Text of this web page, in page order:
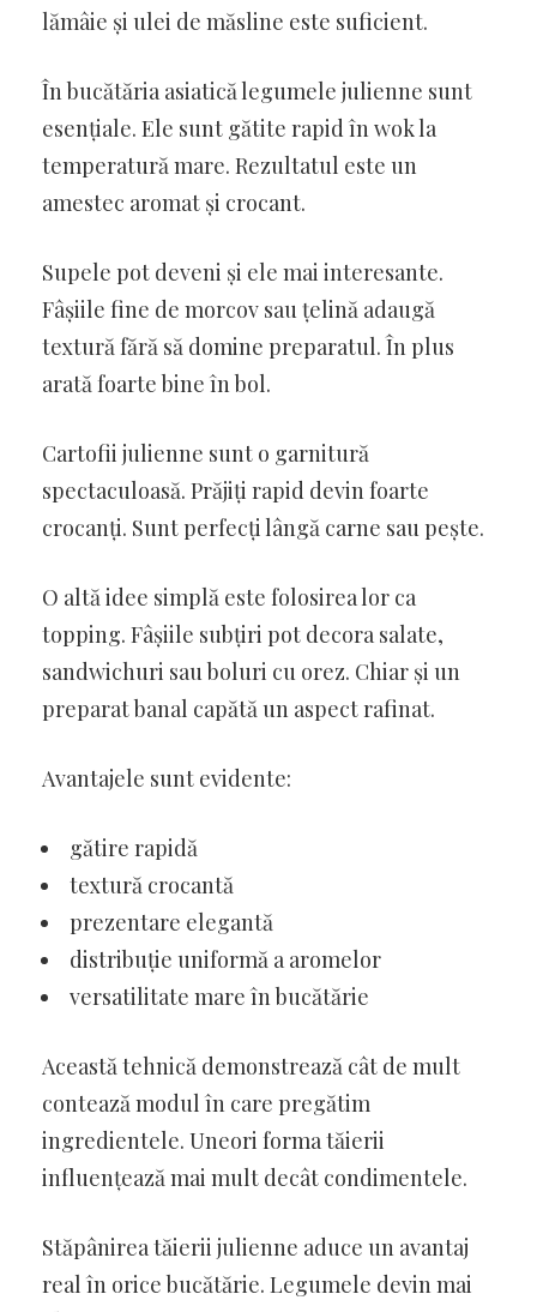
lămâie și ulei de măsline este suficient.
În bucătăria asiatică legumele julienne sunt
esențiale. Ele sunt gătite rapid în wok la
temperatură mare. Rezultatul este un
amestec aromat și crocant.
Supele pot deveni și ele mai interesante.
Fâșiile fine de morcov sau țelină adaugă
textură fără să domine preparatul. În plus
arată foarte bine în bol.
Cartofii julienne sunt o garnitură
spectaculoasă. Prăjiți rapid devin foarte
crocanți. Sunt perfecți lângă carne sau pește.
O altă idee simplă este folosirea lor ca
topping. Fâșiile subțiri pot decora salate,
sandwichuri sau boluri cu orez. Chiar și un
preparat banal capătă un aspect rafinat.
Avantajele sunt evidente:
gătire rapidă
textură crocantă
prezentare elegantă
distribuție uniformă a aromelor
versatilitate mare în bucătărie
Această tehnică demonstrează cât de mult
contează modul în care pregătim
ingredientele. Uneori forma tăierii
influențează mai mult decât condimentele.
Stăpânirea tăierii julienne aduce un avantaj
real în orice bucătărie. Legumele devin mai